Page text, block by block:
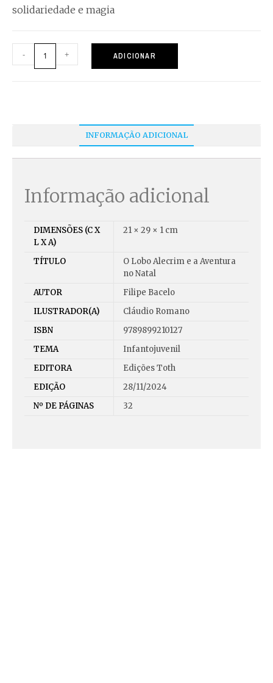
solidariedade e magia
- + ADICIONAR
INFORMAÇÃO ADICIONAL
Informação adicional
DIMENSÕES (C X
L X A)
21 × 29 × 1 cm
TÍTULO
O Lobo Alecrim e a Aventura
no Natal
AUTOR
Filipe Bacelo
ILUSTRADOR(A)
Cláudio Romano
ISBN
9789899210127
TEMA
Infantojuvenil
EDITORA
Edições Toth
EDIÇÃO
28/11/2024
Nº DE PÁGINAS
32